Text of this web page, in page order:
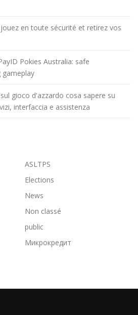
en toute sécurité et retirez vos
Pokies Australia: safe
gameplay
gioco d'azzardo cosa sapere su
interfaccia e assistenza
ASLTPS
Elections
News
Non classé
public
Микрокредит